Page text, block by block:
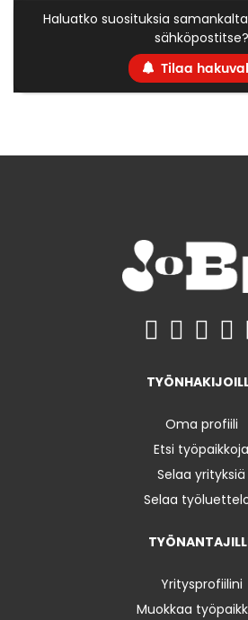
Haluatko suosituksia
sähköpostitse?
Tilaa
Oma profiili
Etsi työpaikkoja
Selaa yrityksiä
Selaa
Yritysprofiilini
Muokkaa